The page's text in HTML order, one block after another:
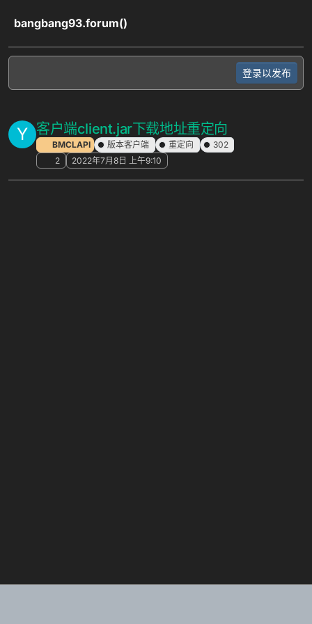
bangbang93.forum()
登录以发布
Y 客户端client.jar下载地址重定向
BMCLAPI 版本客户端 重定向
302
2
2022年7月8日 上午9:10